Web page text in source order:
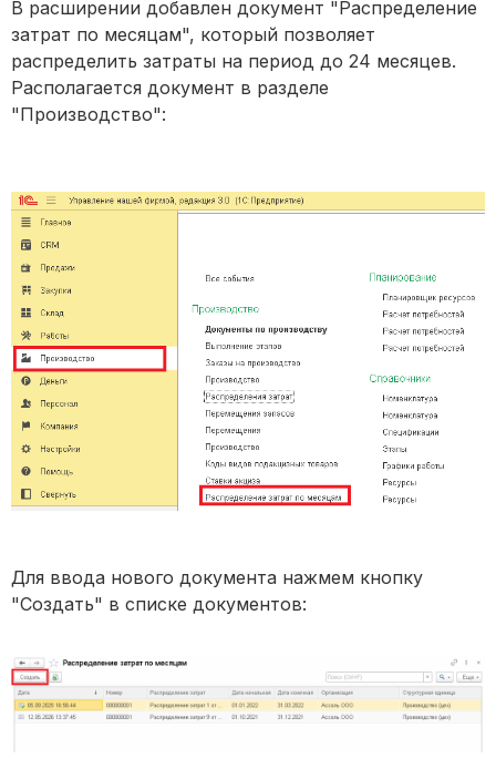
В расширении добавлен документ "Распределение
затрат по месяцам", который позволяет
распределить затраты на период до 24 месяцев.
Располагается документ в разделе
"Производство":
Для ввода нового документа нажмем кнопку
"Создать" в списке документов: